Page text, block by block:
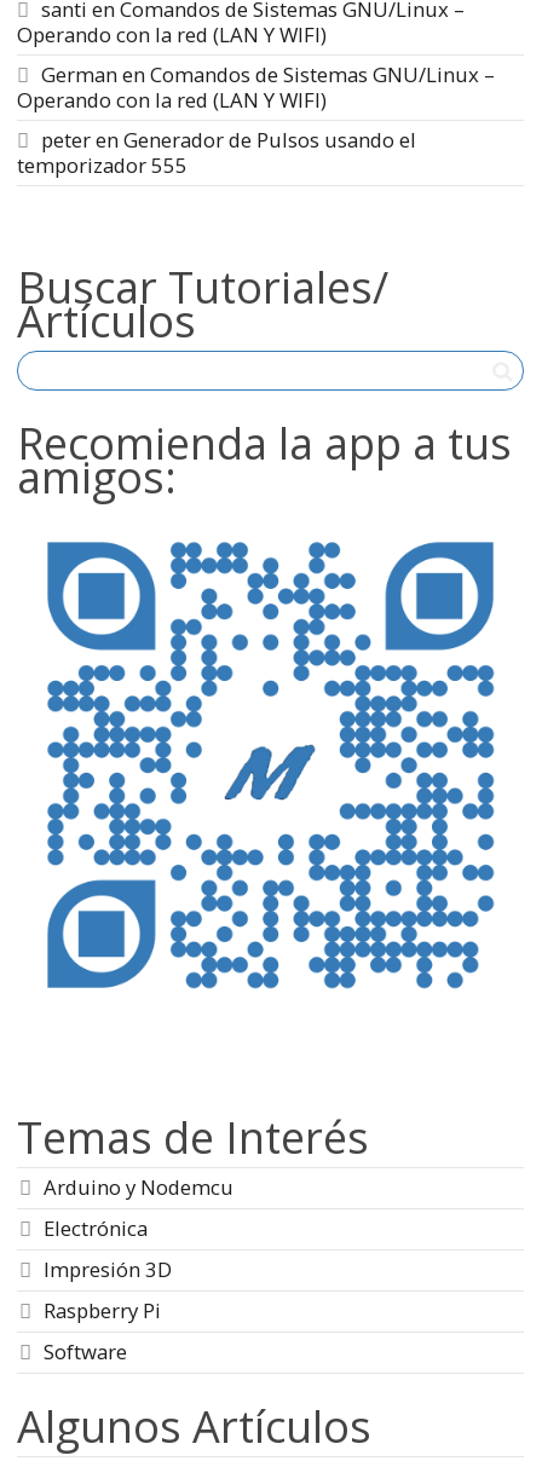
santi enComandos de Sistemas GNU/Linux –
Operando con la red (LAN Y WIFI)
GermanenComandos de Sistemas GNU/Linux –
Operando con la red (LAN Y WIFI)
peterenGenerador de Pulsos usando el
temporizador 555
Buscar Tutoriales/
Artículos
Recomienda la app a tus
amigos:
Temas de Interés
Arduino y Nodemcu
Electrónica
Impresión 3D
Raspberry Pi
Software
Algunos Artículos